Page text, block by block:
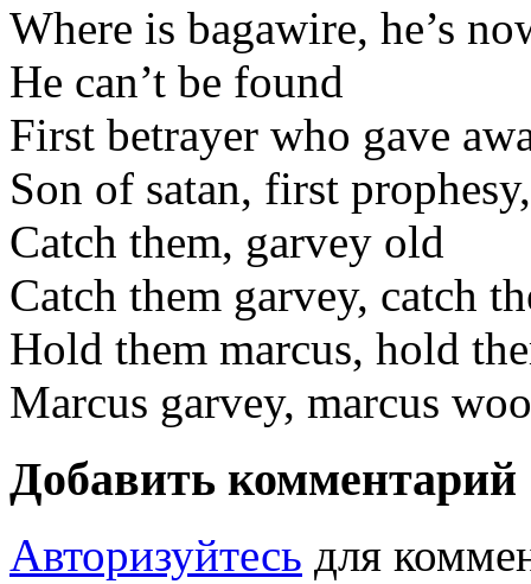
Where is bagawire, he’s
He can’t be found
First betrayer who gave
Son of satan, first prophesy,
Catch them, garvey old
Catch them garvey, catch
Hold them marcus, hold
Marcus garvey, marcus
Добавить комментарий
Авторизуйтесь для